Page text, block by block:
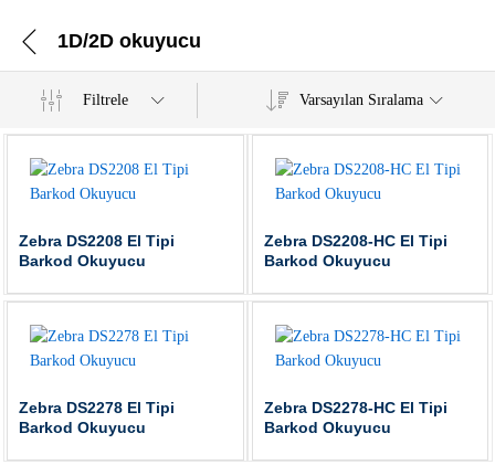
1D/2D okuyucu
Filtrele Varsayılan Sıralama
Zebra DS2208 El Tipi
Barkod Okuyucu
Zebra DS2208-HC El Tipi
Barkod Okuyucu
Zebra DS2278 El Tipi
Barkod Okuyucu
Zebra DS2278-HC El Tipi
Barkod Okuyucu